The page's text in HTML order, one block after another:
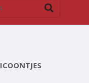
ICOONTJES